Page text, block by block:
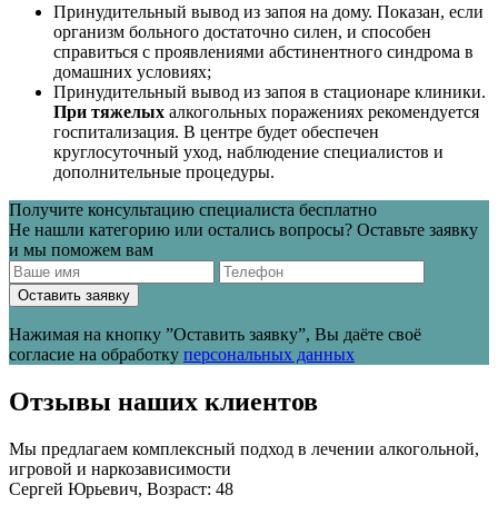
Принудительный вывод из запоя на дому. Показан, если
организм больного достаточно силен, и способен
справиться с проявлениями абстинентного синдрома в
домашних условиях;
Принудительный вывод из запоя в стационаре клиники.
При тяжелых алкогольных поражениях рекомендуется
госпитализация. В центре будет обеспечен
круглосуточный уход, наблюдение специалистов и
дополнительные процедуры.
Получите консультацию специалиста бесплатно
Не нашли категорию или остались вопросы? Оставьте заявку
и мы поможем вам
Оставить заявку
Нажимая на кнопку ”Оставить заявку”, Вы даёте своё
согласие на обработку персональных данных
Отзывы наших клиентов
Мы предлагаем комплексный подход в лечении алкогольной,
игровой и наркозависимости
Сергей Юрьевич, Возраст: 48